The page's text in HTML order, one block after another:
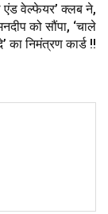
एंड वेल्फेयर’ क्लब ने,
को सौंपा, ‘चाले
का निमंत्रण कार्ड !!